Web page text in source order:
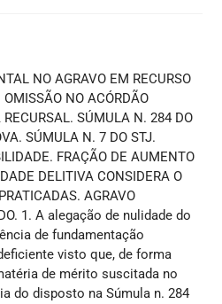
NO AGRAVO EM RECURSO
NO ACÓRDÃO
RECURSAL. SÚMULA N. 284 DO
SÚMULA N. 7 DO STJ.
FRAÇÃO DE AUMENTO
DELITIVA CONSIDERA O
AGRAVO
1. A alegação de nulidade do
de fundamentação
visto que, de forma
de mérito suscitada no
do disposto na Súmula n. 284